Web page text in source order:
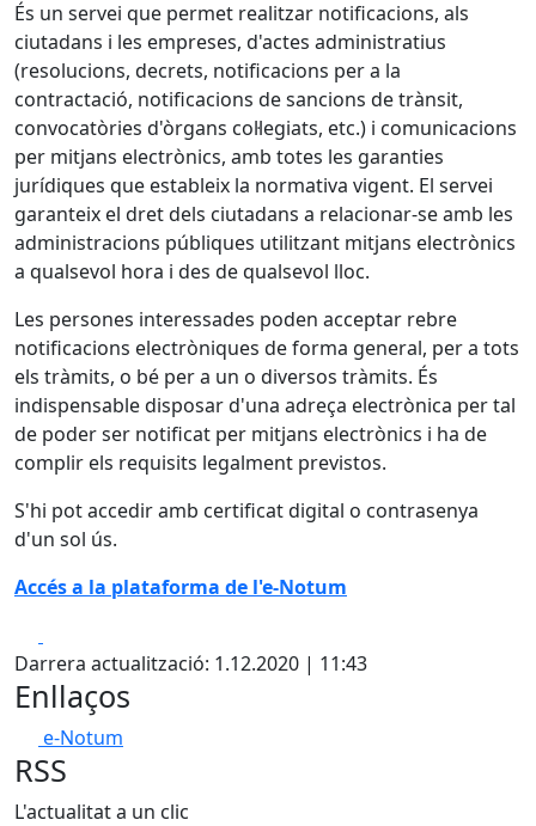
És un servei que permet realitzar notificacions, als
ciutadans i les empreses, d'actes administratius
(resolucions, decrets, notificacions per a la
contractació, notificacions de sancions de trànsit,
convocatòries d'òrgans col·legiats, etc.) i comunicacions
per mitjans electrònics, amb totes les garanties
jurídiques que estableix la normativa vigent. El servei
garanteix el dret dels ciutadans a relacionar-se amb les
administracions públiques utilitzant mitjans electrònics
a qualsevol hora i des de qualsevol lloc.
Les persones interessades poden acceptar rebre
notificacions electròniques de forma general, per a tots
els tràmits, o bé per a un o diversos tràmits. És
indispensable disposar d'una adreça electrònica per tal
de poder ser notificat per mitjans electrònics i ha de
complir els requisits legalment previstos.
S'hi pot accedir amb certificat digital o contrasenya
d'un sol ús.
Accés a la plataforma de l'e-Notum
Darrera actualització: 1.12.2020 | 11:43
Enllaços
e-Notum
RSS
L'actualitat a un clic